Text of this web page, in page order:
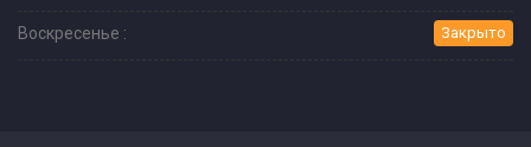
Воскресенье : Закрыто